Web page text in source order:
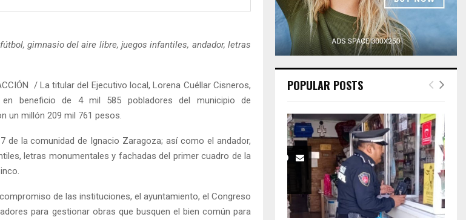
gimnasio del aire libre, juegos infantiles, andador, letras
/ La titular del Ejecutivo local, Lorena Cuéllar Cisneros,
en beneficio de 4 mil 585 pobladores del municipio de
un millón 209 mil 761 pesos.
de la comunidad de Ignacio Zaragoza; así como el andador,
letras monumentales y fachadas del primer cuadro de la
de las instituciones, el ayuntamiento, el Congreso
para gestionar obras que busquen el bien común para
POPULAR POSTS